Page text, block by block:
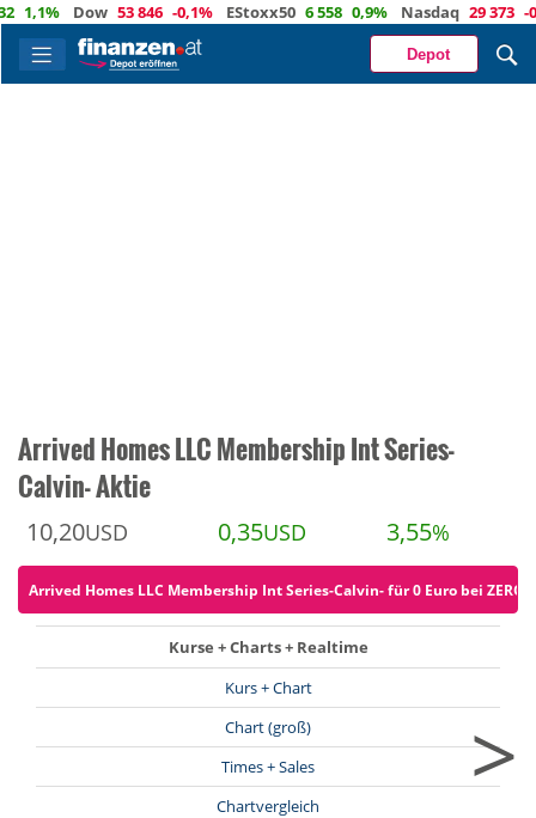
Dow 53 846 -0,1% EStoxx50 6 558 0,9% Nasdaq 29 373 -0,4%
Depot
Arrived Homes LLC Membership Int Series-
Calvin- Aktie
10,20USD 0,35USD 3,55%
Arrived Homes LLC Membership Int Series-Calvin- für 0 Euro bei ZERO
Kurse + Charts + Realtime
Kurs + Chart
Chart (groß)
Times + Sales
Chartvergleich
>